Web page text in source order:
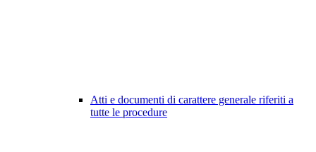
Atti e documenti di carattere generale riferiti a
tutte le procedure